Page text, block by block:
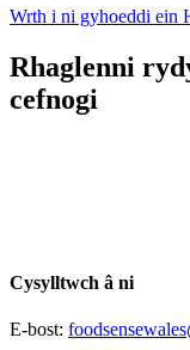
Wrth i ni gyhoeddi ein
Rhaglenni
cefnogi
Cysylltwch â ni
E-bost: